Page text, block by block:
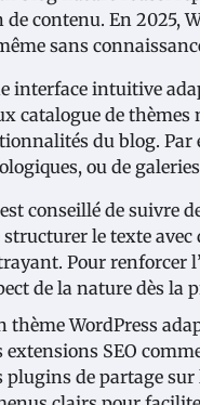
contenu. En 2025,
sans
interface intuitive
catalogue de
du blog. Par
ou de
conseillé de suivre
le texte
Pour renforcer
de la nature dès la
thème WordPress
extensions SEO
plugins de partage